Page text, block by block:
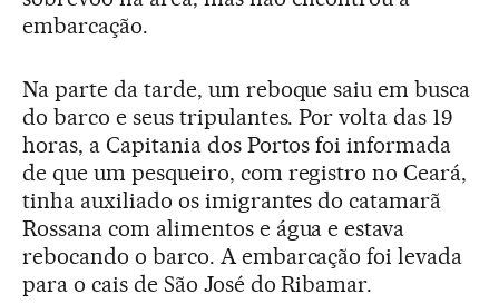
embarcação.
Na parte da tarde, um reboque saiu em busca
do barco e seus tripulantes. Por volta das 19
horas, a Capitania dos Portos foi informada
de que um pesqueiro, com registro no Ceará,
tinha auxiliado os imigrantes do catamarã
Rossana com alimentos e água e estava
rebocando o barco. A embarcação foi levada
para o cais de São José do Ribamar.